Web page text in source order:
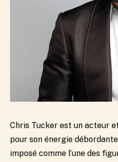
Chris Tucker est un acteur
pour son énergie
imposé comme l’une des